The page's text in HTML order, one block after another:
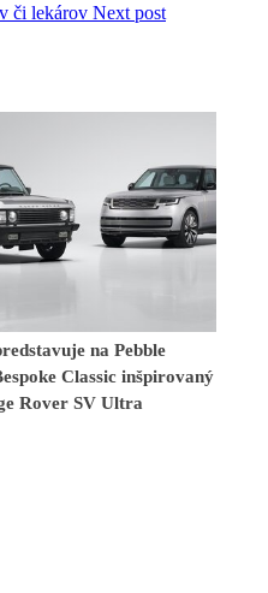
či lekárov Next post
na Pebble
Classic inšpirovaný
Rover SV Ultra